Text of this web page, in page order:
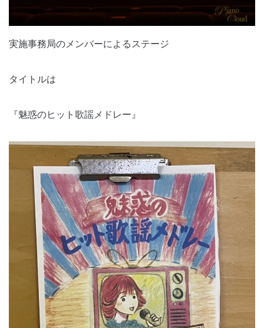
実施事務局のメンバーによるステージ
タイトルは
『魅惑のヒット歌謡メドレー』